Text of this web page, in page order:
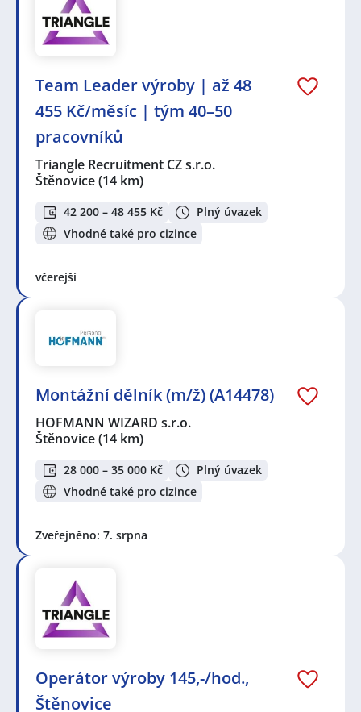
Team Leader výroby | až 48
455 Kč/měsíc | tým 40–50
pracovníků
Triangle Recruitment CZ s.r.o.
Štěnovice(14 km)
42 200 – 48 455 Kč
Plný úvazek
Vhodné také pro cizince
včerejší
Montážní dělník (m/ž) (A14478)
HOFMANN WIZARD s.r.o.
Štěnovice(14 km)
28 000 – 35 000 Kč
Plný úvazek
Vhodné také pro cizince
Zveřejněno: 7. srpna
Operátor výroby 145,-/hod.,
Štěnovice